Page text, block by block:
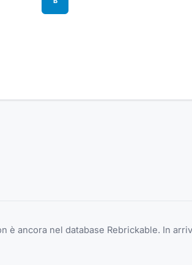
è ancora nel database Rebrickable. In